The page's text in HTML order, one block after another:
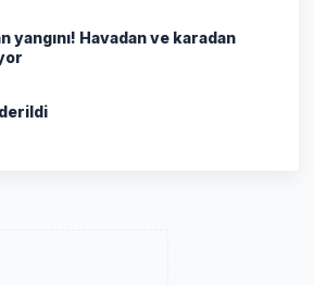
yangını! Havadan ve karadan